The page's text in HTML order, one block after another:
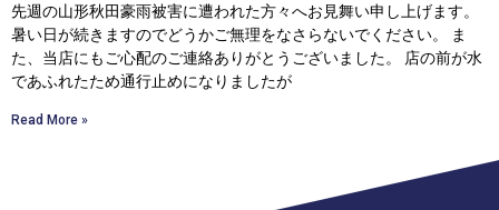
先週の山形秋田豪雨被害に遭われた方々へお見舞い申し上げます。
暑い日が続きますのでどうかご無理をなさらないでください。 ま
た、当店にもご心配のご連絡ありがとうございました。 店の前が水
であふれたため通行止めになりましたが
Read More »